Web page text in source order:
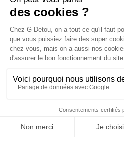
Prix :
Home Wishlist
Liens utiles
Livraison et paiements
Nos engagements
Conditions générales de vente
Boutique Lyon